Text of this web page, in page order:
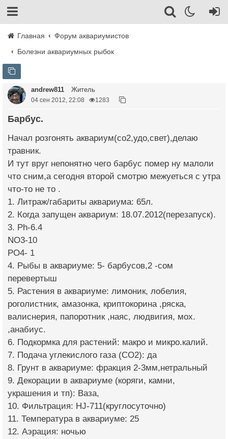
Главная
Форум аквариумистов
Болезни аквариумных рыбок
andrew811 Житель
04 сен 2012, 22:08 1283
Барбус.
Начал розгонять аквариум(со2,удо,свет),делаю
травник.
И тут вруг непонятно чего барбус помер ну малоли
что сним,а сегодня второй смотрю межуеться с утра
что-то не то .
1. Литраж/габариты аквариума: 65л.
2. Когда запущен аквариум: 18.07.2012(перезапуск).
3. Ph-6.4
NO3-10
PO4- 1
4. Рыбы в аквариуме: 5- барбусов,2 -сом
перевертыш
5. Растения в аквариуме: лимоник, лобелия,
роголистник, амазонка, криптокорина ,ряска,
валиснерия, папоротник ,наяс, людвигия, мох.
,анабиус.
6. Подкормка для растений: макро и микро.калий.
7. Подача углекислого газа (CO2): да
8. Грунт в аквариуме: фракция 2-3мм,нетральный
9. Декорации в аквариуме (коряги, камни,
украшения и тп): Ваза,
10. Фильтрация: HJ-711(круглосуточно)
11. Температура в аквариуме: 25
12. Аэрация: ночью